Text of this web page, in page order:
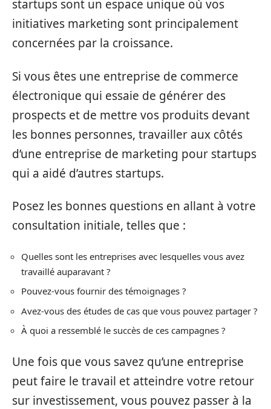
startups sont un espace unique où vos
initiatives marketing sont principalement
concernées par la croissance.
Si vous êtes une entreprise de commerce
électronique qui essaie de générer des
prospects et de mettre vos produits devant
les bonnes personnes, travailler aux côtés
d’une entreprise de marketing pour startups
qui a aidé d’autres startups.
Posez les bonnes questions en allant à votre
consultation initiale, telles que :
Quelles sont les entreprises avec lesquelles vous avez
travaillé auparavant ?
Pouvez-vous fournir des témoignages ?
Avez-vous des études de cas que vous pouvez partager ?
À quoi a ressemblé le succès de ces campagnes ?
Une fois que vous savez qu’une entreprise
peut faire le travail et atteindre votre retour
sur investissement, vous pouvez passer à la